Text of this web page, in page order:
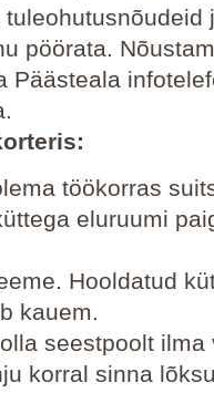
pöörata.
Päästeala
töökorras
eluruumi
Hooldatud
kauem.
seestpoolt ilma
korral sinna